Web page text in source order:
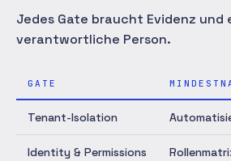
Jedes Gate braucht Evidenz und
verantwortliche Person.
GATE
Tenant-Isolation
Identity & Permissions